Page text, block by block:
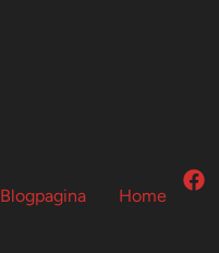
Blogpagina Home
F